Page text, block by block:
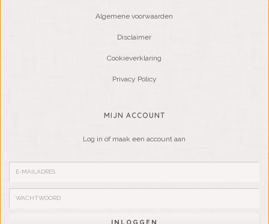
Algemene voorwaarden
Disclaimer
Cookieverklaring
Privacy Policy
MIJN ACCOUNT
Log in of maak een account aan
INLOGGEN